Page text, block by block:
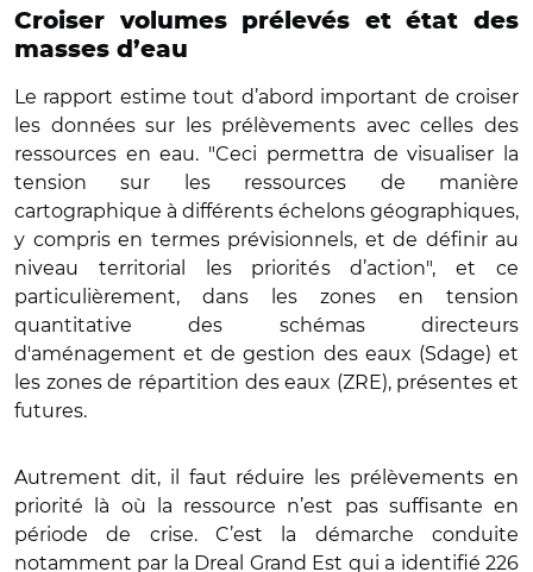
Croiser volumes prélevés et état des
masses d’eau
Le rapport estime tout d’abord important de croiser
les données sur les prélèvements avec celles des
ressources en eau. "Ceci permettra de visualiser la
tension sur les ressources de manière
cartographique à différents échelons géographiques,
y compris en termes prévisionnels, et de définir au
niveau territorial les priorités d’action", et ce
particulièrement, dans les zones en tension
quantitative des schémas directeurs
d'aménagement et de gestion des eaux (Sdage) et
les zones de répartition des eaux (ZRE), présentes et
futures.
Autrement dit, il faut réduire les prélèvements en
priorité là où la ressource n’est pas suffisante en
période de crise. C’est la démarche conduite
notamment par la Dreal Grand Est qui a identifié 226